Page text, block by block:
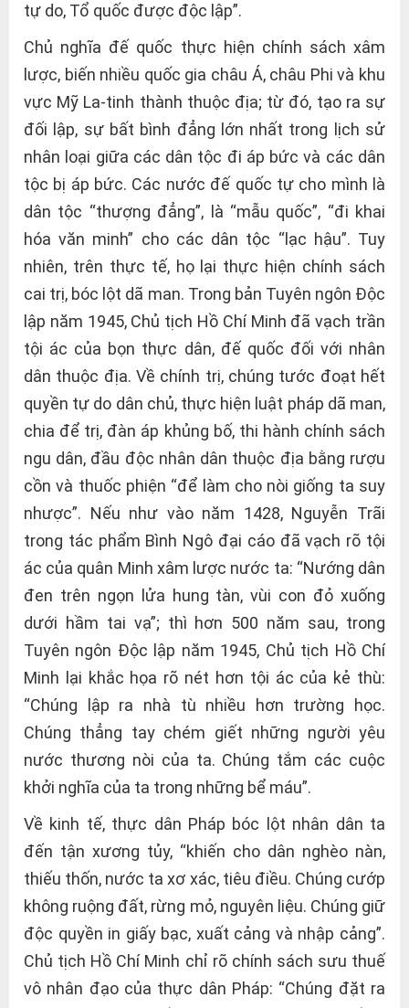
tự do, Tổ quốc được độc lập”.
Chủ nghĩa đế quốc thực hiện chính sách xâm
lược, biến nhiều quốc gia châu Á, châu Phi và khu
vực Mỹ La-tinh thành thuộc địa; từ đó, tạo ra sự
đối lập, sự bất bình đẳng lớn nhất trong lịch sử
nhân loại giữa các dân tộc đi áp bức và các dân
tộc bị áp bức. Các nước đế quốc tự cho mình là
dân tộc “thượng đẳng”, là “mẫu quốc”, “đi khai
hóa văn minh” cho các dân tộc “lạc hậu”. Tuy
nhiên, trên thực tế, họ lại thực hiện chính sách
cai trị, bóc lột dã man. Trong bản Tuyên ngôn Độc
lập năm 1945, Chủ tịch Hồ Chí Minh đã vạch trần
tội ác của bọn thực dân, đế quốc đối với nhân
dân thuộc địa. Về chính trị, chúng tước đoạt hết
quyền tự do dân chủ, thực hiện luật pháp dã man,
chia để trị, đàn áp khủng bố, thi hành chính sách
ngu dân, đầu độc nhân dân thuộc địa bằng rượu
cồn và thuốc phiện “để làm cho nòi giống ta suy
nhược”. Nếu như vào năm 1428, Nguyễn Trãi
trong tác phẩm Bình Ngô đại cáo đã vạch rõ tội
ác của quân Minh xâm lược nước ta: “Nướng dân
đen trên ngọn lửa hung tàn, vùi con đỏ xuống
dưới hầm tai vạ”; thì hơn 500 năm sau, trong
Tuyên ngôn Độc lập năm 1945, Chủ tịch Hồ Chí
Minh lại khắc họa rõ nét hơn tội ác của kẻ thù:
“Chúng lập ra nhà tù nhiều hơn trường học.
Chúng thẳng tay chém giết những người yêu
nước thương nòi của ta. Chúng tắm các cuộc
khởi nghĩa của ta trong những bể máu”.
Về kinh tế, thực dân Pháp bóc lột nhân dân ta
đến tận xương tủy, “khiến cho dân nghèo nàn,
thiếu thốn, nước ta xơ xác, tiêu điều. Chúng cướp
không ruộng đất, rừng mỏ, nguyên liệu. Chúng giữ
độc quyền in giấy bạc, xuất cảng và nhập cảng”.
Chủ tịch Hồ Chí Minh chỉ rõ chính sách sưu thuế
vô nhân đạo của thực dân Pháp: “Chúng đặt ra